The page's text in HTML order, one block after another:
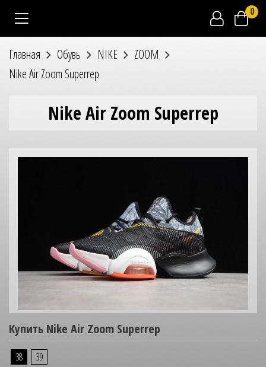
0
Главная Обувь NIKE
ZOOM
Nike Air Zoom Superrep
Nike Air Zoom Superrep
Купить Nike Air Zoom Superrep
38 39